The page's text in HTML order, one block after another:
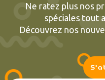
Ne ratez plus nos
spéciales tout
Découvrez nos